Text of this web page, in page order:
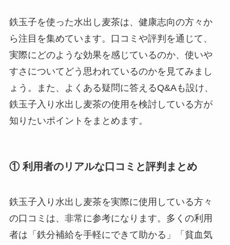
鉄玉子を使った水出し麦茶は、健康志向の方々か
ら注目を集めています。口コミや評判を通じて、
実際にどのような効果を感じているのか、使いや
すさについてどう思われているのかを見てみまし
ょう。また、よくある疑問に答えるQ&Aも設け、
鉄玉子入り水出し麦茶の使用を検討している方が
知りたいポイントをまとめます。
① 利用者のリアルな口コミと評判まとめ
鉄玉子入り水出し麦茶を実際に使用している方々
の口コミは、非常に参考になります。多くの利用
者は「鉄分補給を手軽にできて助かる」「貧血気